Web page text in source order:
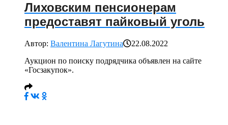
Лиховским пенсионерам
предоставят пайковый уголь
Автор: Валентина Лагутина
22.08.2022
Аукцион по поиску подрядчика объявлен на сайте
«Госзакупок».